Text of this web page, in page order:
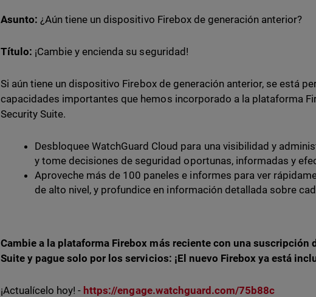
Asunto: ¿Aún tiene un dispositivo Firebox de generación anterior?
Título: ¡Cambie y encienda su seguridad!
Si aún tiene un dispositivo Firebox de generación anterior, se está
capacidades importantes que hemos incorporado a la plataforma
Security Suite.
Desbloquee WatchGuard Cloud para una visibilidad y
y tome decisiones de seguridad oportunas, informadas y
Aproveche más de 100 paneles e informes para ver
de alto nivel, y profundice en información detallada sobre
Cambie a la plataforma Firebox más reciente con una suscripción
Suite y pague solo por los servicios: ¡El nuevo Firebox ya está
¡Actualícelo hoy! - https://engage.watchguard.com/75b88c